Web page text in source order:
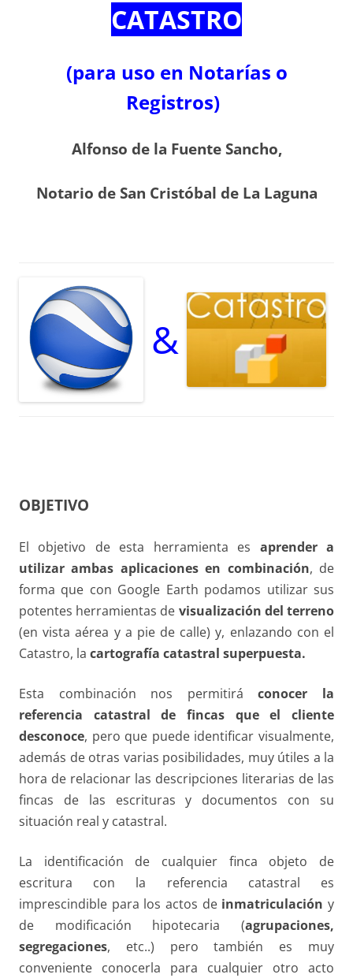
CATASTRO
(para uso en Notarías o
Registros)
Alfonso de la Fuente Sancho,
Notario de San Cristóbal de La Laguna
&
OBJETIVO
El objetivo de esta herramienta es aprender a
utilizar ambas aplicaciones en combinación, de
forma que con Google Earth podamos utilizar sus
potentes herramientas de visualización del terreno
(en vista aérea y a pie de calle) y, enlazando con el
Catastro, la cartografía catastral superpuesta.
Esta combinación nos permitiráconocer la
referencia catastral de fincas que el cliente
desconoce, pero que puede identificar visualmente,
además de otras varias posibilidades, muy útiles a la
hora de relacionar las descripciones literarias de las
fincas de las escrituras y documentos con su
situación real y catastral.
La identificación de cualquier finca objeto de
escritura con la referencia catastral es
imprescindible para los actos de inmatriculación y
de modificación hipotecaria (agrupaciones,
segregaciones, etc..) pero también es muy
conveniente conocerla para cualquier otro acto